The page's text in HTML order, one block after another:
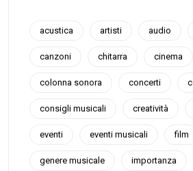
acustica artisti audio
canzoni chitarra cinema
colonna sonora concerti
consigli musicali creatività
eventi eventi musicali film
genere musicale importanza